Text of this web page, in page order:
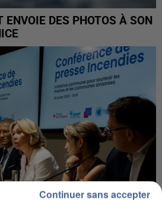
ENVOIE DES PHOTOS À SON
Continuer sans accepter